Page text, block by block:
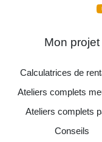
Mon projet
Calculatrices de
Ateliers complets
Ateliers complets
Conseils